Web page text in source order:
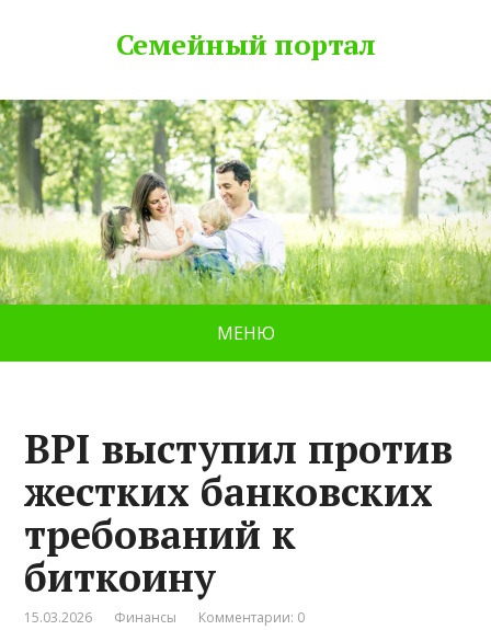
Семейный портал
МЕНЮ
BPI выступил против
жестких банковских
требований к
биткоину
15.03.2026 Финансы Комментарии: 0